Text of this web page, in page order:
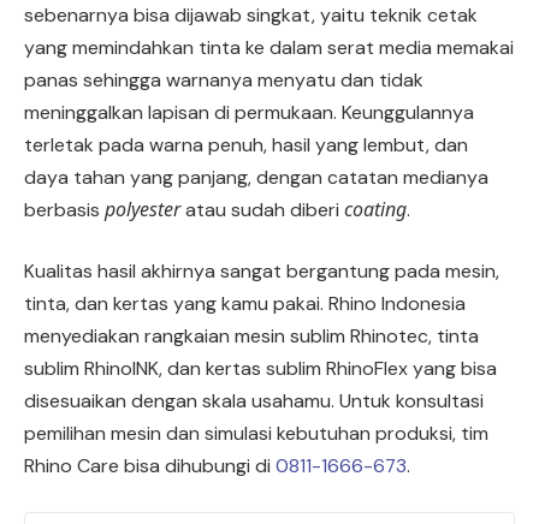
sebenarnya bisa dijawab singkat, yaitu teknik cetak
yang memindahkan tinta ke dalam serat media memakai
panas sehingga warnanya menyatu dan tidak
meninggalkan lapisan di permukaan. Keunggulannya
terletak pada warna penuh, hasil yang lembut, dan
daya tahan yang panjang, dengan catatan medianya
berbasis polyesteratau sudah diberi coating.
Kualitas hasil akhirnya sangat bergantung pada mesin,
tinta, dan kertas yang kamu pakai. Rhino Indonesia
menyediakan rangkaian mesin sublim Rhinotec, tinta
sublim RhinoINK, dan kertas sublim RhinoFlex yang bisa
disesuaikan dengan skala usahamu. Untuk konsultasi
pemilihan mesin dan simulasi kebutuhan produksi, tim
Rhino Care bisa dihubungi di 0811-1666-673.